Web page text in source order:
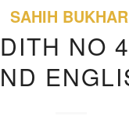
SAHIH
NO